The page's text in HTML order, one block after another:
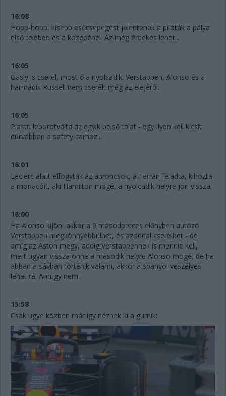
16:08
Hopp-hopp, kisebb esőcsepegést jelentenek a pilóták a pálya
első felében és a közepénél. Az még érdekes lehet...
16:05
Gasly is cserél, most ő a nyolcadik. Verstappen, Alonso és a
harmadik Russell nem cserélt még az elejéről.
16:05
Piastri leborotválta az egyik belső falat - egy ilyen kell kicsit
durvábban a safety carhoz...
16:01
Leclerc alatt elfogytak az abroncsok, a Ferrari feladta, kihozta
a monacóit, aki Hamilton mögé, a nyolcadik helyre jön vissza.
16:00
Ha Alonso kijön, akkor a 9 másodperces előnyben autózó
Verstappen megkönnyebbülhet, és azonnal cserélhet - de
amíg az Aston megy, addig Verstappennek is mennie kell,
mert ugyan visszajönne a második helyre Alonso mögé, de ha
abban a sávban történik valami, akkor a spanyol veszélyes
lehet rá. Amúgy nem.
15:58
Csak ugye közben már így néznek ki a gumik: